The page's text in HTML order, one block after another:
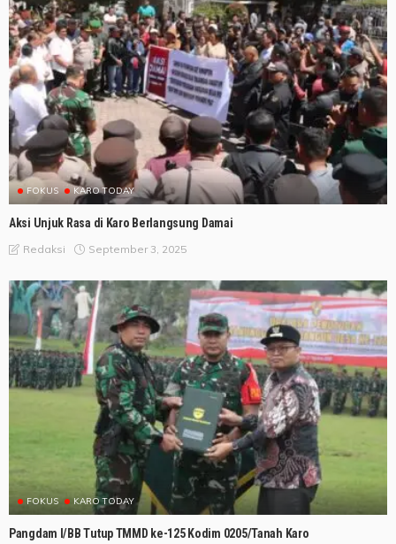
FOKUS KARO TODAY
Aksi Unjuk Rasa di Karo Berlangsung Damai
Redaksi September 3, 2025
FOKUS KARO TODAY
Pangdam I/BB Tutup TMMD ke-125 Kodim 0205/Tanah Karo